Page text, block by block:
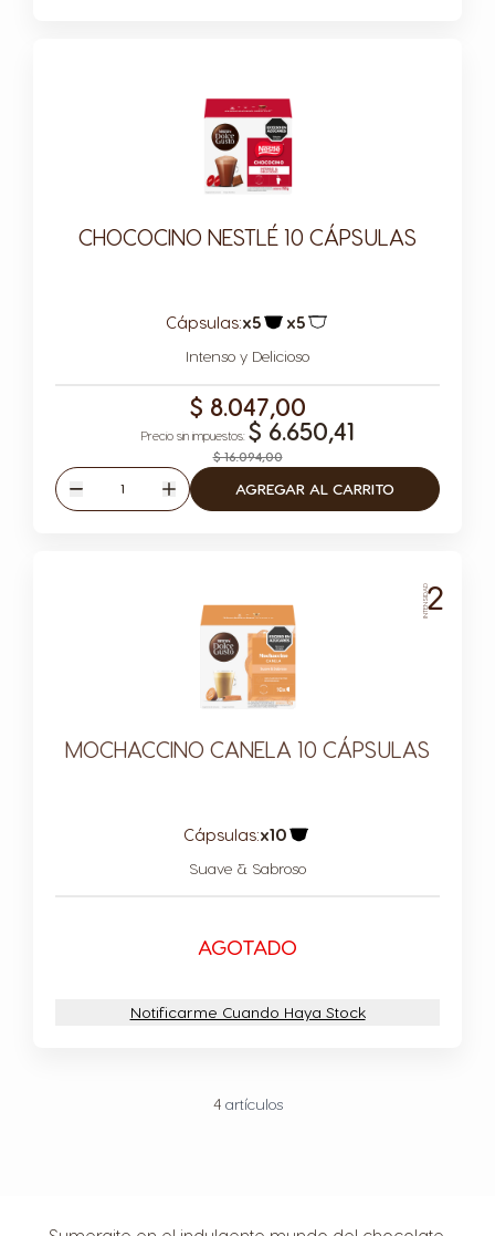
CHOCOCINO NESTLÉ 10 CÁPSULAS
Cápsulas:x5 x5
Intenso y Delicioso
$ 16.094,00
$ 8.047,00
$ 6.650,41
Disminuir
Cantidad
Aumentar
AGREGAR AL CARRITO
INTENSIDAD2
MOCHACCINO CANELA 10 CÁPSULAS
Cápsulas:x10
Suave & Sabroso
AGOTADO
Notificarme Cuando Haya Stock
4artículos